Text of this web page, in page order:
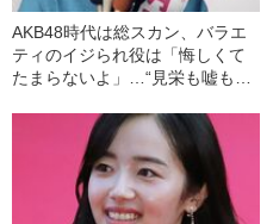
AKB48時代は総スカン、バラエ
ティのイジられ役は「悔しくて
たまらないよ」…“見栄も嘘もあ
だこになれた理由《「銀河の一
票」で話題》